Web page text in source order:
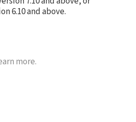
6.10 and above.
more.